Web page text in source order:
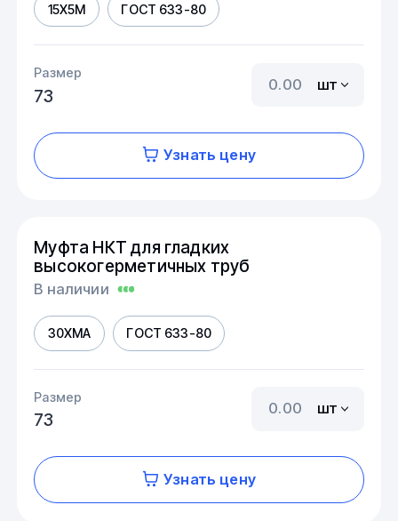
15Х5М ГОСТ 633-80
Размер
73
шт
Узнать цену
Муфта НКТ для гладких
высокогерметичных труб
В наличии
30ХМА ГОСТ 633-80
Размер
73
шт
Узнать цену